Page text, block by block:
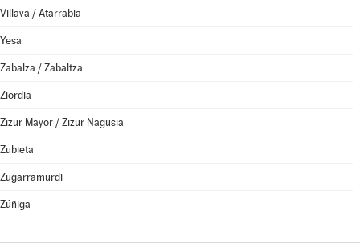
Villava / Atarrabia
Yesa
Zabalza / Zabaltza
Ziordia
Zizur Mayor / Zizur Nagusia
Zubieta
Zugarramurdi
Zúñiga